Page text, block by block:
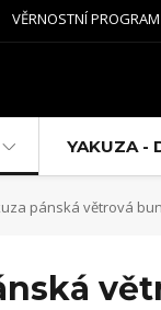
VĚRNOSTNÍ PROGRAM
YAKUZA -
pánská větrová